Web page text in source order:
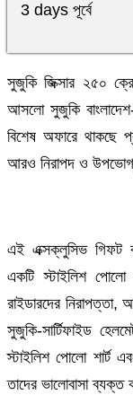
3 days পূর্বে
সুজুকি জিক্সার ২৫০
আসলো সুজুকি
বিশেষ অফারে থাকছে
আরও নিরাপদ ও
এই এক্সক্লুসিভ গিফট
একটি স্টাইলিশ পোলো
রাইডারদের নিরাপত্তা,
সুজুকি-সার্টিফাইড
স্টাইলিশ পোলো শার্ট
তাদের ভালোবাসা ব্যক্ত